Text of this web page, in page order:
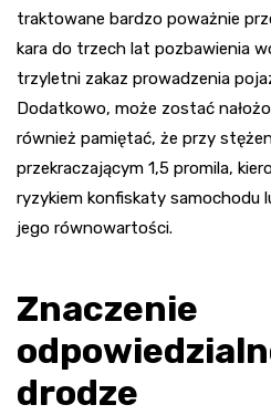
traktowane bardzo poważnie
kara do trzech lat pozbawienia
trzyletni zakaz prowadzenia
Dodatkowo, może zostać
również pamiętać, że przy
przekraczającym 1,5 promila,
ryzykiem konfiskaty samochodu
jego równowartości.
Znaczenie
drodze